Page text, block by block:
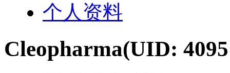
个人资料
Cleopharma(UID: